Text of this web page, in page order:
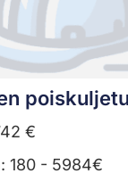
€
180 - 5984€